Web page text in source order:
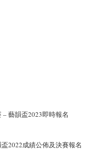
藝韻盃2023即時報名
2022成績公佈及決賽報名